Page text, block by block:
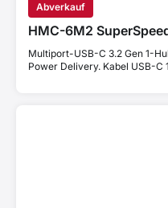
Abverkauf
HMC-6M2
Multiport-USB-C 3.2 Gen 1-
Power Delivery. Kabel USB-C